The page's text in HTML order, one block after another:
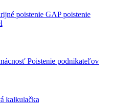
poistenie GAP poistenie
Poistenie podnikateľov
kalkulačka